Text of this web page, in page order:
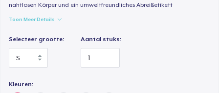
nahtlosen Körper und ein umweltfreundliches Abreißetikett
Toon Meer Details
Selecteer grootte: Aantal stuks:
Kleuren: